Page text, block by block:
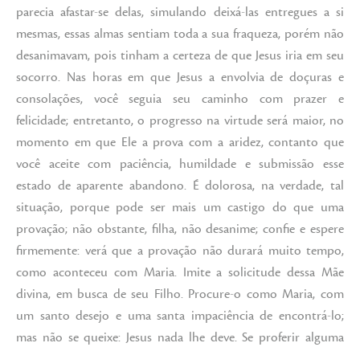
parecia afastar-se delas, simulando deixá-las entregues a si
mesmas, essas almas sentiam toda a sua fraqueza, porém não
desanimavam, pois tinham a certeza de que Jesus iria em seu
socorro. Nas horas em que Jesus a envolvia de doçuras e
consolações, você seguia seu caminho com prazer e
felicidade; entretanto, o progresso na virtude será maior, no
momento em que Ele a prova com a aridez, contanto que
você aceite com paciência, humildade e submissão esse
estado de aparente abandono. É dolorosa, na verdade, tal
situação, porque pode ser mais um castigo do que uma
provação; não obstante, filha, não desanime; confie e espere
firmemente: verá que a provação não durará muito tempo,
como aconteceu com Maria. Imite a solicitude dessa Mãe
divina, em busca de seu Filho. Procure-o como Maria, com
um santo desejo e uma santa impaciência de encontrá-lo;
mas não se queixe: Jesus nada lhe deve. Se proferir alguma